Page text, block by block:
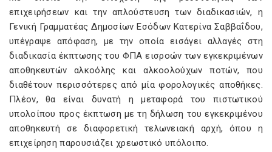
επιχειρήσεων και την απλούστευση των διαδικασιών, η
Γενική Γραμματέας Δημοσίων Εσόδων Κατερίνα Σαββαΐδου,
υπέγραψε απόφαση, με την οποία εισάγει αλλαγές στη
διαδικασία έκπτωσης του ΦΠΑ εισροών των εγκεκριμένων
αποθηκευτών αλκοόλης και αλκοολούχων ποτών, που
διαθέτουν περισσότερες από μία φορολογικές αποθήκες.
Πλέον, θα είναι δυνατή η μεταφορά του πιστωτικού
υπολοίπου προς έκπτωση με τη δήλωση του εγκεκριμένου
αποθηκευτή σε διαφορετική τελωνειακή αρχή, όπου η
επιχείρηση παρουσιάζει χρεωστικό υπόλοιπο.